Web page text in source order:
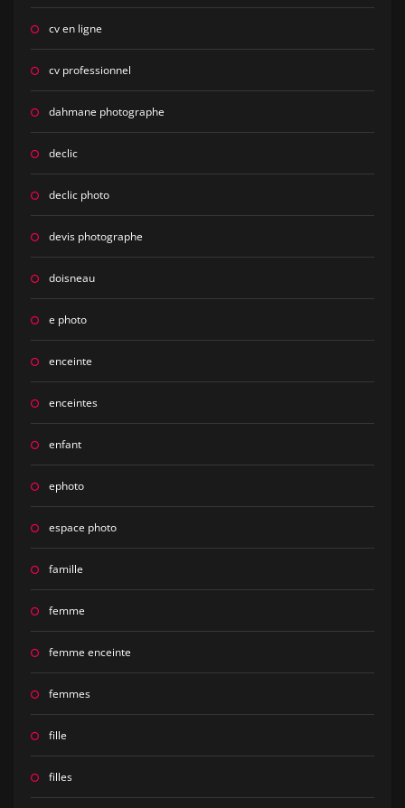
cv en ligne
cv professionnel
dahmane photographe
declic
declic photo
devis photographe
doisneau
e photo
enceinte
enceintes
enfant
ephoto
espace photo
famille
femme
femme enceinte
femmes
fille
filles